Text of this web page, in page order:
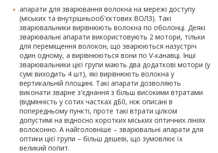
апарати для зварювання волокна на мережі доступу
(міських та внутрішньооб'єктових ВОЛЗ). Такі
зварювальники вирівнюють волокна по оболонці. Деякі
зварювальні апарати використовують 2 мотори, тільки
для переміщення волокон, що зварюються назустріч
один одному, а вирівнюються вони по V-канавці. Інші
зварювальники цієї групи мають два додаткові мотори (у
сумі виходить 4 шт), які вирівнюють волокна у
вертикальній площині. Такі апарати дозволяють
виконати зварне з'єднання з більш високими втратами
(відмінність у сотих частках дБ0, ніж описані в
попередньому пункті, проте такі втрати цілком
допустимі на відносно коротких міських оптичних лініях
волоконно. А найголовніше – зварювальні апарати для
оптики цієї групи – більш дешеві, що зумовлює їх
великий попит.